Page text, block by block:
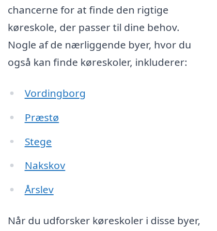
chancerne for at finde den rigtige
køreskole, der passer til dine behov.
Nogle af de nærliggende byer, hvor du
også kan finde køreskoler, inkluderer:
Vordingborg
Præstø
Stege
Nakskov
Årslev
Når du udforsker køreskoler i disse byer,